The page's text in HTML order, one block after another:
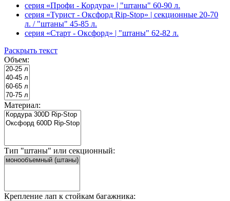
серия «Профи - Кордура» | "штаны" 60-90 л.
серия «Турист - Оксфорд Rip-Stop» | секционные 20-70
л. / "штаны" 45-85 л.
серия «Старт - Оксфорд» | "штаны" 62-82 л.
Раскрыть текст
Объем:
Материал:
Тип "штаны" или секционный:
Крепление лап к стойкам багажника: